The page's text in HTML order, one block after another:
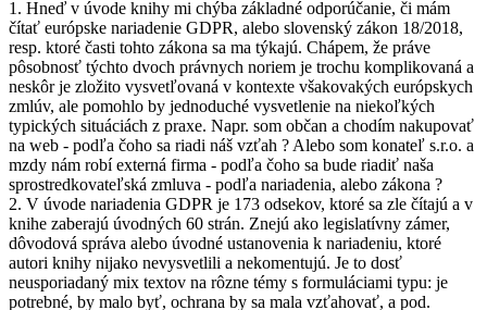
1. Hneď v úvode knihy mi chýba základné odporúčanie, či mám
čítať európske nariadenie GDPR, alebo slovenský zákon 18/2018,
resp. ktoré časti tohto zákona sa ma týkajú. Chápem, že práve
pôsobnosť týchto dvoch právnych noriem je trochu komplikovaná a
neskôr je zložito vysvetľovaná v kontexte všakovakých európskych
zmlúv, ale pomohlo by jednoduché vysvetlenie na niekoľkých
typických situáciách z praxe. Napr. som občan a chodím nakupovať
na web - podľa čoho sa riadi náš vzťah ? Alebo som konateľ s.r.o. a
mzdy nám robí externá firma - podľa čoho sa bude riadiť naša
sprostredkovateľská zmluva - podľa nariadenia, alebo zákona ?
2. V úvode nariadenia GDPR je 173 odsekov, ktoré sa zle čítajú a v
knihe zaberajú úvodných 60 strán. Znejú ako legislatívny zámer,
dôvodová správa alebo úvodné ustanovenia k nariadeniu, ktoré
autori knihy nijako nevysvetlili a nekomentujú. Je to dosť
neusporiadaný mix textov na rôzne témy s formuláciami typu: je
potrebné, by malo byť, ochrana by sa mala vzťahovať, a pod.